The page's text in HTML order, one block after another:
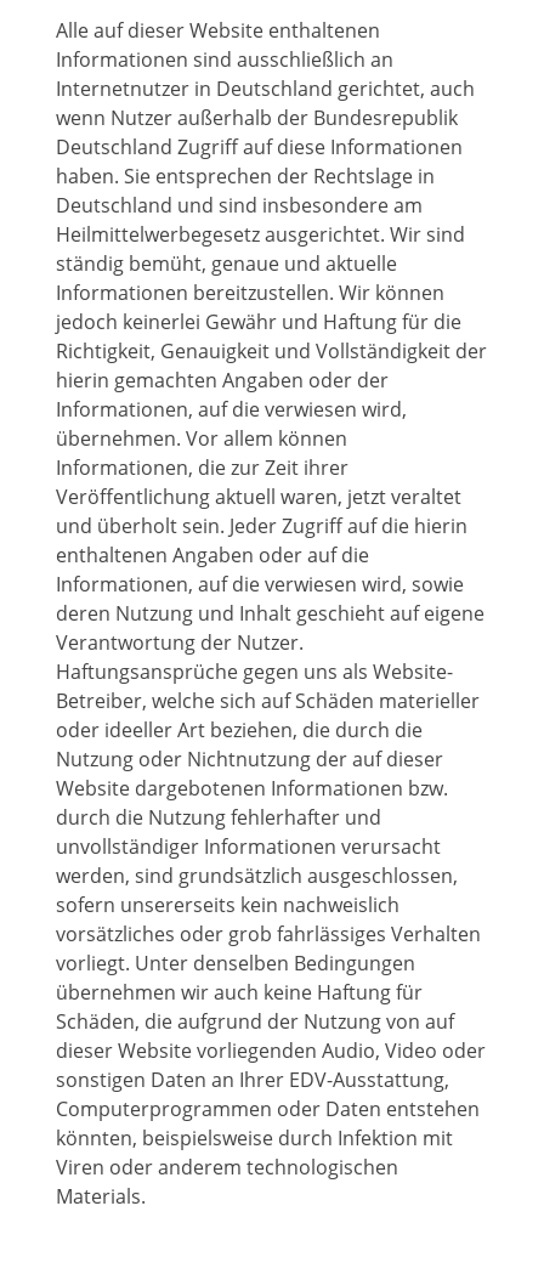
Alle auf dieser Website enthaltenen
Informationen sind ausschließlich an
Internetnutzer in Deutschland gerichtet, auch
wenn Nutzer außerhalb der Bundesrepublik
Deutschland Zugriff auf diese Informationen
haben. Sie entsprechen der Rechtslage in
Deutschland und sind insbesondere am
Heilmittelwerbegesetz ausgerichtet. Wir sind
ständig bemüht, genaue und aktuelle
Informationen bereitzustellen. Wir können
jedoch keinerlei Gewähr und Haftung für die
Richtigkeit, Genauigkeit und Vollständigkeit der
hierin gemachten Angaben oder der
Informationen, auf die verwiesen wird,
übernehmen. Vor allem können
Informationen, die zur Zeit ihrer
Veröffentlichung aktuell waren, jetzt veraltet
und überholt sein. Jeder Zugriff auf die hierin
enthaltenen Angaben oder auf die
Informationen, auf die verwiesen wird, sowie
deren Nutzung und Inhalt geschieht auf eigene
Verantwortung der Nutzer.
Haftungsansprüche gegen uns als Website-
Betreiber, welche sich auf Schäden materieller
oder ideeller Art beziehen, die durch die
Nutzung oder Nichtnutzung der auf dieser
Website dargebotenen Informationen bzw.
durch die Nutzung fehlerhafter und
unvollständiger Informationen verursacht
werden, sind grundsätzlich ausgeschlossen,
sofern unsererseits kein nachweislich
vorsätzliches oder grob fahrlässiges Verhalten
vorliegt. Unter denselben Bedingungen
übernehmen wir auch keine Haftung für
Schäden, die aufgrund der Nutzung von auf
dieser Website vorliegenden Audio, Video oder
sonstigen Daten an Ihrer EDV-Ausstattung,
Computerprogrammen oder Daten entstehen
könnten, beispielsweise durch Infektion mit
Viren oder anderem technologischen
Materials.